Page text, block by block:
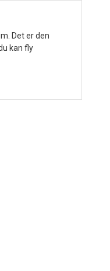
Det er den
kan fly